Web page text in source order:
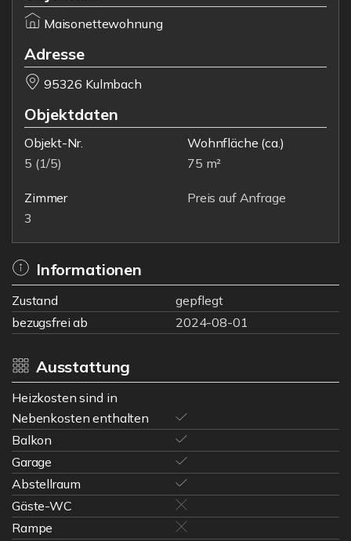
Maisonettewohnung
Adresse
95326 Kulmbach
Objektdaten
Objekt-Nr.
5 (1/5)
Wohnfläche (ca.)
75 m²
Zimmer
3
Preis auf Anfrage
Informationen
Zustand
gepflegt
bezugsfrei ab
2024-08-01
Ausstattung
Heizkosten sind in
Nebenkosten enthalten
Balkon
Garage
Abstellraum
Gäste-WC
Rampe